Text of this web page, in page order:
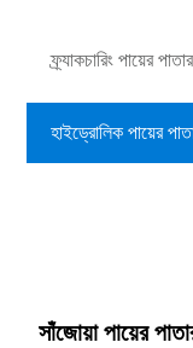
ফ্র্যাকচারিং পায়ের
হাইড্রোলিক পায়ের
সাঁজোয়া পায়ের